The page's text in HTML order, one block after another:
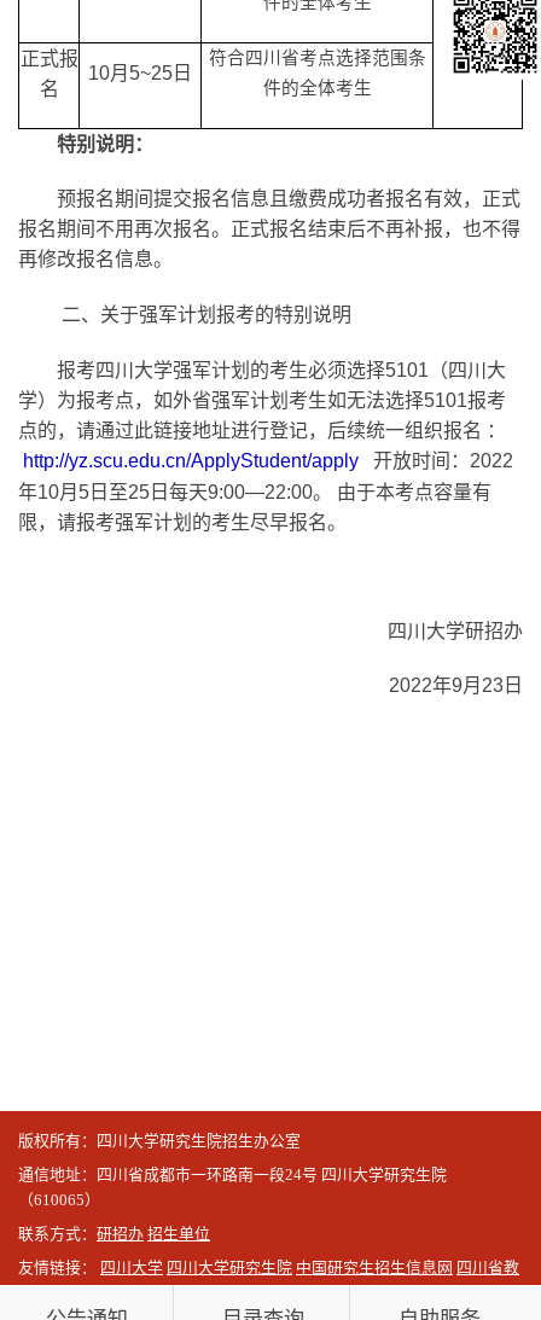
正式报
名
10月5~25日
符合四川省考点选择范围条
件的全体考生
特别说明：
预报名期间提交报名信息且缴费成功者报名有效，正式
报名期间不用再次报名。正式报名结束后不再补报，也不得
再修改报名信息。
二、关于强军计划报考的特别说明
报考四川大学强军计划的考生必须选择5101（四川大
学）为报考点，如外省强军计划考生如无法选择5101报考
点的，请通过此链接地址进行登记，后续统一组织报名 ：
http://yz.scu.edu.cn/ApplyStudent/apply
开放时间：2022
年10月5日至25日每天9:00—22:00。 由于本考点容量有
限，请报考强军计划的考生尽早报名。
四川大学研招办
2022年9月23日
版权所有：四川大学研究生院招生办公室
通信地址：四川省成都市一环路南一段24号 四川大学研究生院
（610065）
联系方式： 研招办 招生单位
友情链接：
四川大学 四川大学研究生院 中国研究生招生信息网 四川省教